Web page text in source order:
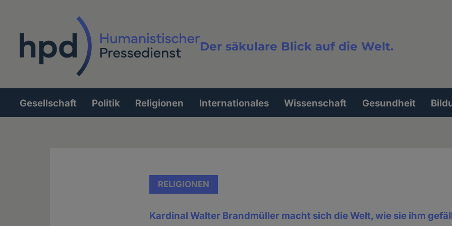
Der säkulare Blick auf die Welt.
Volltextsuche
Hauptnavigation
Gesellschaft Politik Religionen Internationales Wissenschaft Gesundheit
RELIGIONEN
Kardinal Walter Brandmüller macht sich die Welt, wie sie ihm